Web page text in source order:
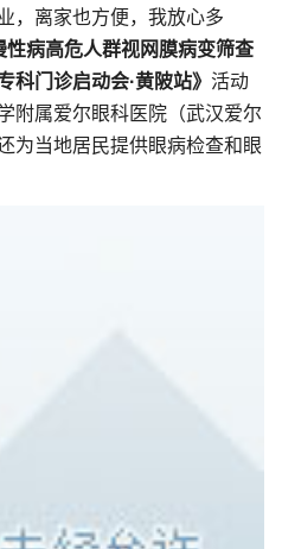
，离家也方便，我放心多
性病高危人群视网膜病变筛查
门诊启动会·黄陂站》 活动
附属爱尔眼科医院（武汉爱尔
为当地居民提供眼病检查和眼